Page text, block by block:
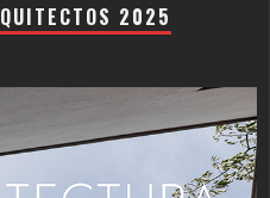
2025